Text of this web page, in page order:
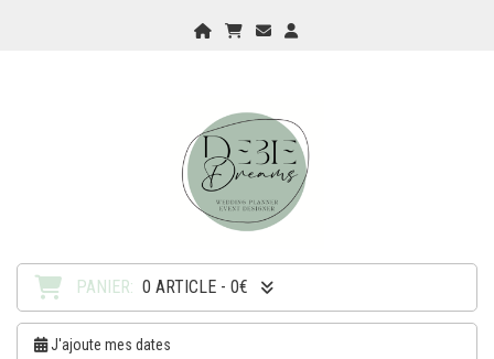
Home Mon Panier
Checkout
PANIER: 0 ARTICLE - 0€
J'ajoute mes dates